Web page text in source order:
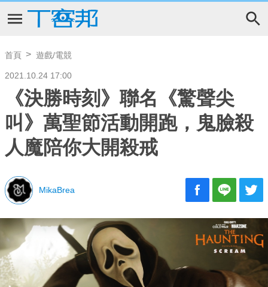
首頁 遊戲/電競
2021.10.24 17:00
《決勝時刻》聯名《驚聲尖
叫》萬聖節活動開跑，鬼臉殺
人魔陪你大開殺戒
MikaBrea